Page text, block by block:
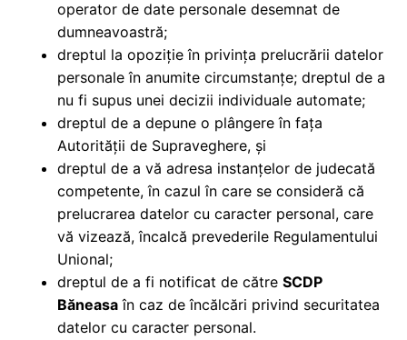
operator de date personale desemnat de
dumneavoastră;
dreptul la opoziție în privința prelucrării datelor
personale în anumite circumstanțe; dreptul de a
nu fi supus unei decizii individuale automate;
dreptul de a depune o plângere în fața
Autorității de Supraveghere, și
dreptul de a vă adresa instanțelor de judecată
competente, în cazul în care se consideră că
prelucrarea datelor cu caracter personal, care
vă vizează, încalcă prevederile Regulamentului
Unional;
dreptul de a fi notificat de către SCDP
Băneasa în caz de încălcări privind securitatea
datelor cu caracter personal.